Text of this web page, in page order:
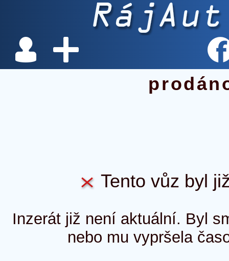
Tento vůz byl
Inzerát již není aktuální. Byl
nebo mu vypršela